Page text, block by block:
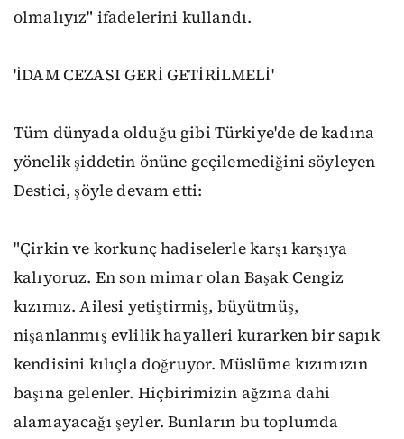
olmalıyız" ifadelerini kullandı.
'İDAM CEZASI GERİ GETİRİLMELİ'
Tüm dünyada olduğu gibi Türkiye'de de kadına
yönelik şiddetin önüne geçilemediğini söyleyen
Destici, şöyle devam etti:
"Çirkin ve korkunç hadiselerle karşı karşıya
kalıyoruz. En son mimar olan Başak Cengiz
kızımız. Ailesi yetiştirmiş, büyütmüş,
nişanlanmış evlilik hayalleri kurarken bir sapık
kendisini kılıçla doğruyor. Müslüme kızımızın
başına gelenler. Hiçbirimizin ağzına dahi
alamayacağı şeyler. Bunların bu toplumda